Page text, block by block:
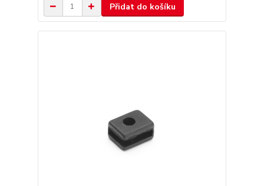
Přidat do košíku